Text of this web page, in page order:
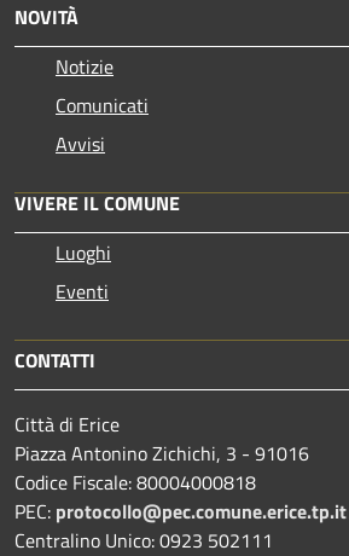
NOVITÀ
Notizie
Comunicati
Avvisi
VIVERE IL COMUNE
Luoghi
Eventi
CONTATTI
Città di Erice
Piazza Antonino Zichichi, 3 - 91016
Codice Fiscale: 80004000818
PEC: protocollo@pec.comune.erice.tp.it
Centralino Unico: 0923 502111